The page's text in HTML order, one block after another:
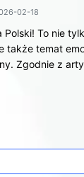
02-18
To nie
także temat
Zgodnie z